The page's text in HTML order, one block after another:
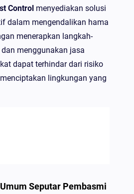
Control menyediakan solusi
dalam mengendalikan hama
menerapkan langkah-
menggunakan jasa
dapat terhindar dari risiko
lingkungan yang
Seputar Pembasmi